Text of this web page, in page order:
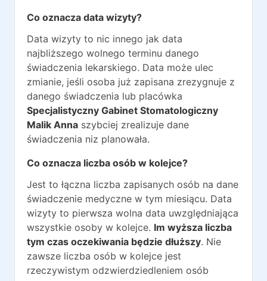
Co oznacza data wizyty?
Data wizyty to nic innego jak data
najbliższego wolnego terminu danego
świadczenia lekarskiego. Data może ulec
zmianie, jeśli osoba już zapisana zrezygnuje z
danego świadczenia lub placówka
Specjalistyczny Gabinet Stomatologiczny
Malik Anna szybciej zrealizuje dane
świadczenia niz planowała.
Co oznacza liczba osób w kolejce?
Jest to łączna liczba zapisanych osób na dane
świadczenie medyczne w tym miesiącu. Data
wizyty to pierwsza wolna data uwzględniająca
wszystkie osoby w kolejce. Im wyższa liczba
tym czas oczekiwania będzie dłuższy. Nie
zawsze liczba osób w kolejce jest
rzeczywistym odzwierdziedleniem osób